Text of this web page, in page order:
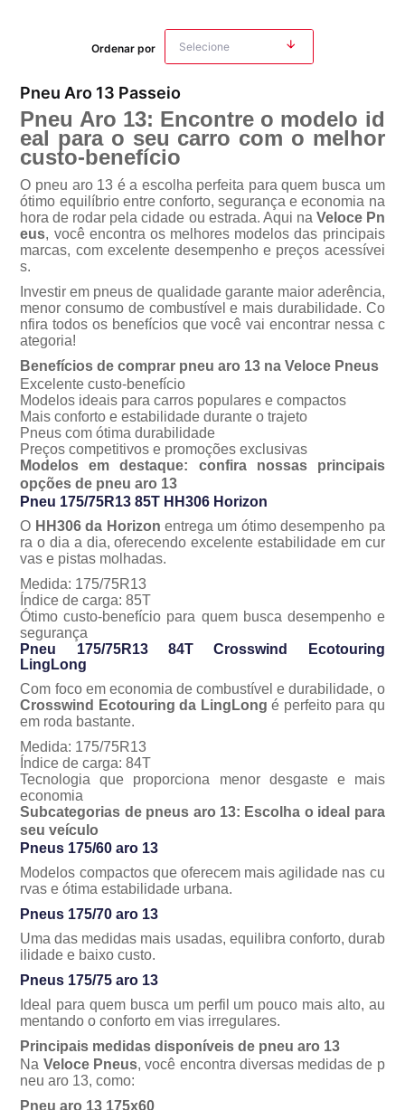
Ordenar por
Pneu Aro 13 Passeio
Pneu Aro 13: Encontre o modelo id
eal para o seu carro com o melhor
custo-benefício
O pneu aro 13 é a escolha perfeita para quem busca um
ótimo equilíbrio entre conforto, segurança e economia na
hora de rodar pela cidade ou estrada. Aqui na Veloce Pn
eus, você encontra os melhores modelos das principais
marcas, com excelente desempenho e preços acessívei
s.
Investir em pneus de qualidade garante maior aderência,
menor consumo de combustível e mais durabilidade. Co
nfira todos os benefícios que você vai encontrar nessa c
ategoria!
Benefícios de comprar pneu aro 13 na Veloce Pneus
Excelente custo-benefício
Modelos ideais para carros populares e compactos
Mais conforto e estabilidade durante o trajeto
Pneus com ótima durabilidade
Preços competitivos e promoções exclusivas
Modelos em destaque: confira nossas principais
opções de pneu aro 13
Pneu 175/75R13 85T HH306 Horizon
O HH306 da Horizon entrega um ótimo desempenho pa
ra o dia a dia, oferecendo excelente estabilidade em cur
vas e pistas molhadas.
Medida: 175/75R13
Índice de carga: 85T
Ótimo custo-benefício para quem busca desempenho e
segurança
Pneu 175/75R13 84T Crosswind Ecotouring
LingLong
Com foco em economia de combustível e durabilidade, o
Crosswind Ecotouring da LingLong é perfeito para qu
em roda bastante.
Medida: 175/75R13
Índice de carga: 84T
Tecnologia que proporciona menor desgaste e mais
economia
Subcategorias de pneus aro 13: Escolha o ideal para
seu veículo
Pneus 175/60 aro 13
Modelos compactos que oferecem mais agilidade nas cu
rvas e ótima estabilidade urbana.
Pneus 175/70 aro 13
Uma das medidas mais usadas, equilibra conforto, durab
ilidade e baixo custo.
Pneus 175/75 aro 13
Ideal para quem busca um perfil um pouco mais alto, au
mentando o conforto em vias irregulares.
Principais medidas disponíveis de pneu aro 13
Na Veloce Pneus, você encontra diversas medidas de p
neu aro 13, como:
Pneu aro 13 175x60